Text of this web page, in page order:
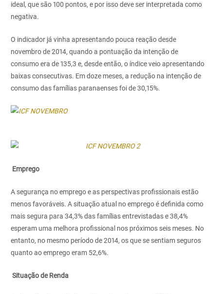
ideal, que são 100 pontos, e por isso deve ser interpretada como
negativa.
O indicador já vinha apresentando pouca reação desde
novembro de 2014, quando a pontuação da intenção de
consumo era de 135,3 e, desde então, o índice veio apresentando
baixas consecutivas. Em doze meses, a redução na intenção de
consumo das famílias paranaenses foi de 30,15%.
Emprego
A segurança no emprego e as perspectivas profissionais estão
menos favoráveis. A situação atual no emprego é definida como
mais segura para 34,3% das famílias entrevistadas e 38,4%
esperam uma melhora profissional nos próximos seis meses. No
entanto, no mesmo período de 2014, os que se sentiam seguros
quanto ao emprego eram 52,6%.
Situação de Renda